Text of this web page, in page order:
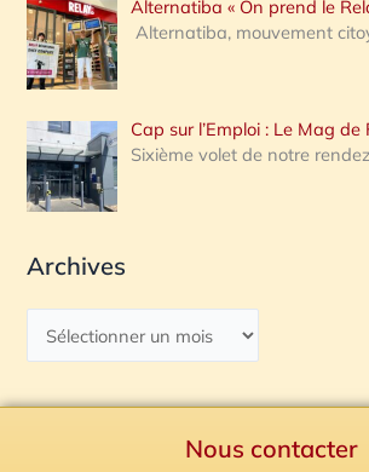
Alternatiba « On prend le
Alternatiba, mouvement
Cap sur l’Emploi : Le Mag
Sixième volet de notre
Archives
Nous contacter